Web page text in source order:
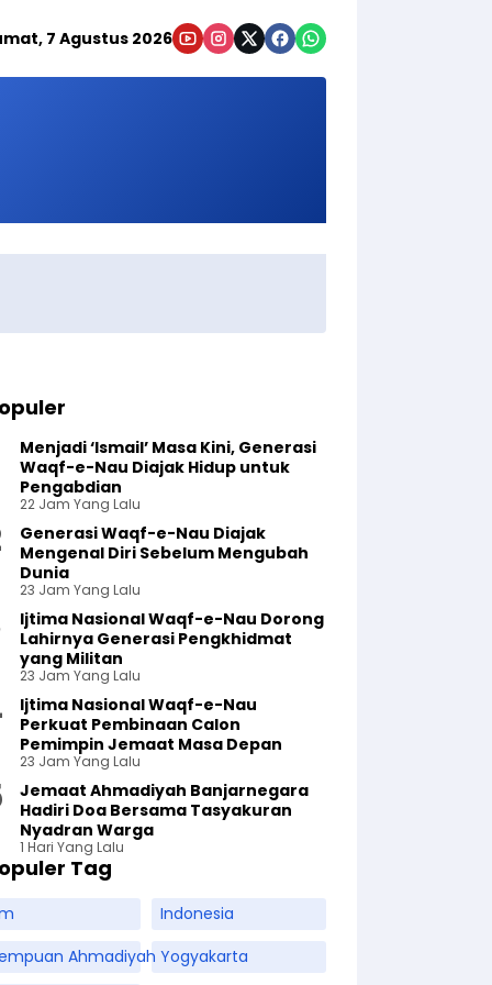
7 Agustus 2026
Menjadi ‘Ismail’ Masa Kini, Generasi
Waqf-e-Nau Diajak Hidup untuk
Pengabdian
22 Jam Yang Lalu
Generasi Waqf-e-Nau Diajak
Mengenal Diri Sebelum Mengubah
Dunia
23 Jam Yang Lalu
Ijtima Nasional Waqf-e-Nau Dorong
Lahirnya Generasi Pengkhidmat
yang Militan
23 Jam Yang Lalu
Ijtima Nasional Waqf-e-Nau
Perkuat Pembinaan Calon
Pemimpin Jemaat Masa Depan
23 Jam Yang Lalu
Jemaat Ahmadiyah Banjarnegara
Hadiri Doa Bersama Tasyakuran
Nyadran Warga
1 Hari Yang Lalu
Tag
Indonesia
Ahmadiyah Yogyakarta